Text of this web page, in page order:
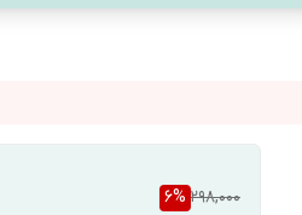
298,000
6%